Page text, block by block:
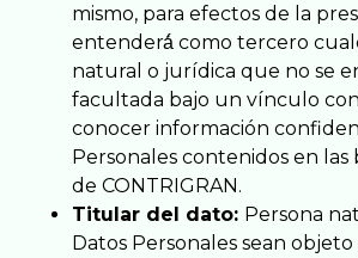
mismo, para efectos de la
entenderá́ como tercero
natural o jurídica que no se
facultada bajo un vínculo
conocer información
Personales contenidos en las
de CONTRIGRAN.
Titular del dato: Persona
Datos Personales sean